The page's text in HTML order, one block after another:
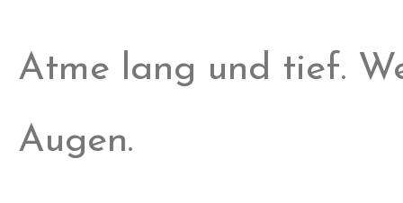
Atme lang und tief.
Augen.